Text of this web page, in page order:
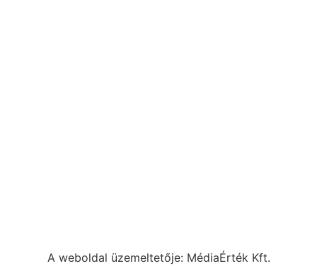
A weboldal üzemeltetője: MédiaÉrték Kft.